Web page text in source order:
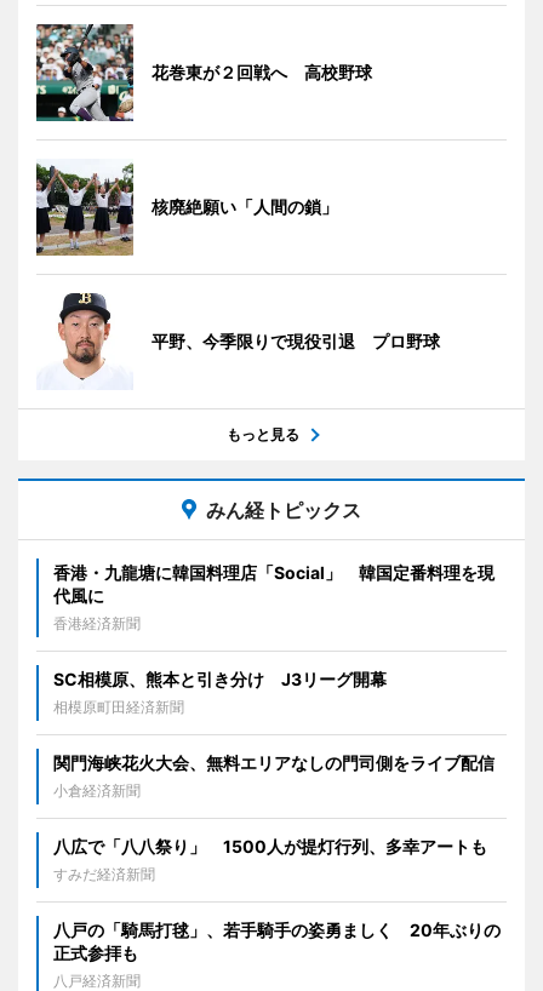
花巻東が２回戦へ 高校野球
核廃絶願い「人間の鎖」
平野、今季限りで現役引退 プロ野球
もっと見る
みん経トピックス
香港・九龍塘に韓国料理店「Social」 韓国定番料理を現
代風に
香港経済新聞
SC相模原、熊本と引き分け J3リーグ開幕
相模原町田経済新聞
関門海峡花火大会、無料エリアなしの門司側をライブ配信
小倉経済新聞
八広で「八八祭り」 1500人が提灯行列、多幸アートも
すみだ経済新聞
八戸の「騎馬打毬」、若手騎手の姿勇ましく 20年ぶりの
正式参拝も
八戸経済新聞